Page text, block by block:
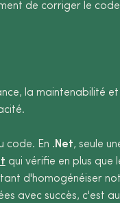
de corriger le
la maintenabilité
code. En .Net, seule
qui vérifie en plus que
d'homogénéiser
avec succès, c'est